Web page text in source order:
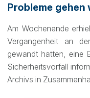
Probleme gehen
Am Wochenende
Vergangenheit an
gewandt hatten, eine
Sicherheitsvorfall
Archivs in